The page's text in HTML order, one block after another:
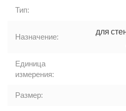
Тип:
Назначение:
для
Единица
измерения:
Размер: